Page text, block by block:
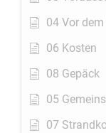
04 Vor
06 Kosten
08 Gepäck
05
07